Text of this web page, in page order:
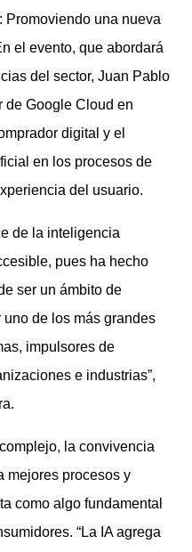
Promoviendo una nueva
el evento, que abordará
del sector, Juan Pablo
de Google Cloud en
digital y el
en los procesos de
del usuario.
de la inteligencia
pues ha hecho
ser un ámbito de
de los más grandes
impulsores de
e industrias”,
la convivencia
mejores procesos y
como algo fundamental
“La IA agrega